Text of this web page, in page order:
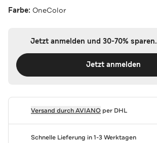
Farbe: OneColor
Jetzt anmelden und 30-70% sparen.
Jetzt anmelden
Versand durchAVIANOper DHL
Schnelle Lieferung in 1-3 Werktagen